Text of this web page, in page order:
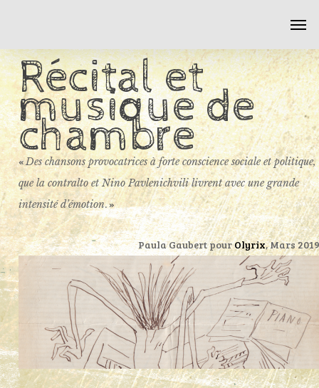
main
contentRécital et
musique de
chambre
«Des chansons provocatrices à forte conscience sociale et politique,
que la contralto et Nino Pavlenichvili livrent avec une grande
intensité d’émotion. »
Paula Gaubert pourOlyrix, Mars 2019